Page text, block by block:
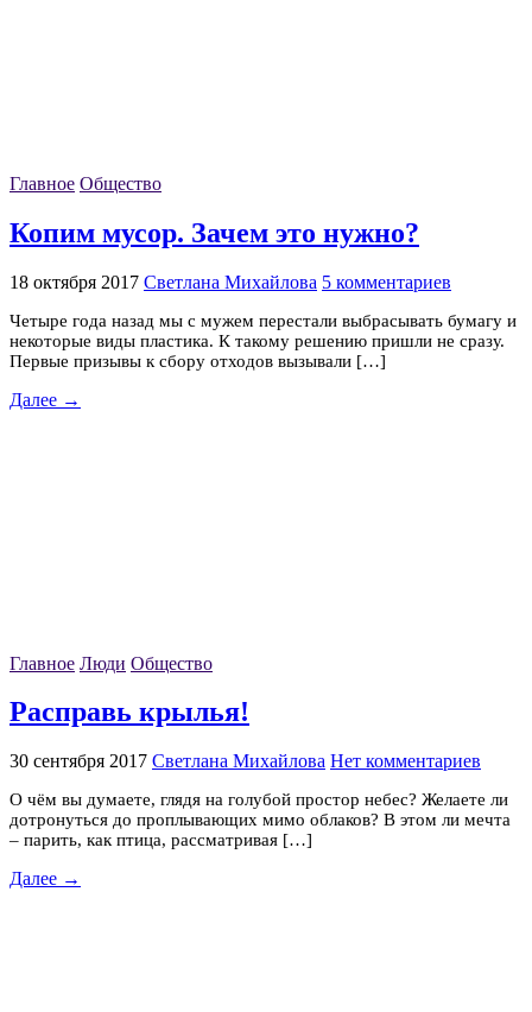
Главное Общество
Копим мусор. Зачем это нужно?
18 октября 2017 Светлана Михайлова 5 комментариев
Четыре года назад мы с мужем перестали выбрасывать бумагу и
некоторые виды пластика. К такому решению пришли не сразу.
Первые призывы к сбору отходов вызывали […]
Далее →
Главное Люди Общество
Расправь крылья!
30 сентября 2017 Светлана Михайлова Нет комментариев
О чём вы думаете, глядя на голубой простор небес? Желаете ли
дотронуться до проплывающих мимо облаков? В этом ли мечта
– парить, как птица, рассматривая […]
Далее →